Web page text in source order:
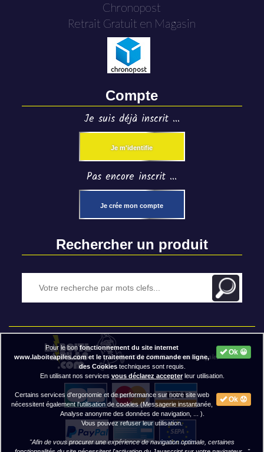
Chronopost
Retrait Gratuit en Magasin
Compte
Je suis déjà inscrit ...
Je m'identifie
Pas encore inscrit ...
Je crée mon compte
Rechercher un produit
2020 BAP ⓒ - Mentions légales
Ok 😀
Pour le bonfonctionnement du site internet
www.laboiteapiles.com et le traitement de commande en ligne,
des Cookiestechniques sont requis.
En utilisant nos services vous déclarez accepterleur utilisation.
Ok 😟
Certains services d'ergonomie et de performance sur notre site web
nécessitent également l'utilisation de cookies (Messagerie instantanée,
Analyse anonyme des données de navigation, ... ).
Vous pouvez refuser leur utilisation.
"Afin de vous procurer une expérience de navigation optimale, certaines